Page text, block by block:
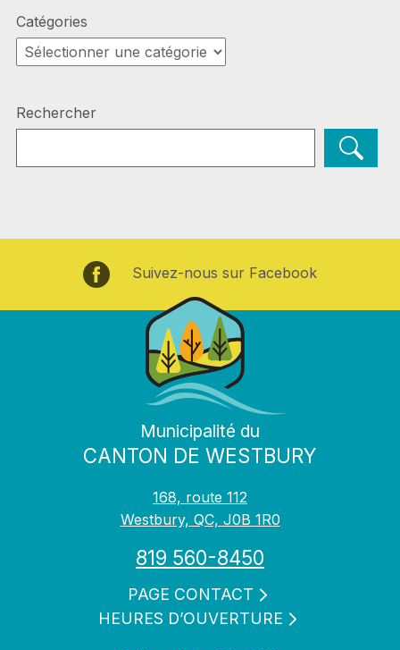
Catégories
Catégories
Rechercher
Suivez-nous sur Facebook
Municipalité du
CANTON DE WESTBURY
168, route 112
Westbury, QC, J0B 1R0
819 560-8450
PAGE CONTACT
HEURES D’OUVERTURE